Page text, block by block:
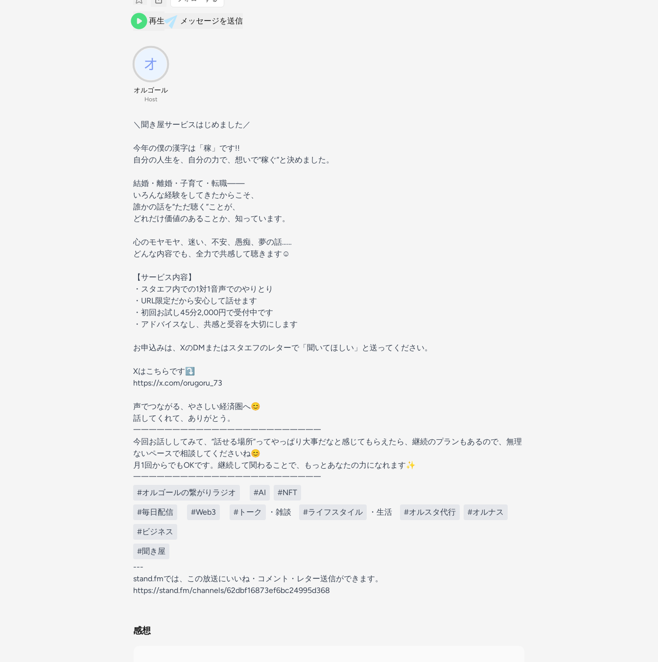
再生 メッセージを送信
オルゴール
Host
＼聞き屋サービスはじめました／
今年の僕の漢字は「稼」です!!
自分の人生を、自分の力で、想いで“稼ぐ”と決めました。
結婚・離婚・子育て・転職——
いろんな経験をしてきたからこそ、
誰かの話を“ただ聴く”ことが、
どれだけ価値のあることか、知っています。
心のモヤモヤ、迷い、不安、愚痴、夢の話……
どんな内容でも、全力で共感して聴きます☺️
【サービス内容】
・スタエフ内での1対1音声でのやりとり
・URL限定だから安心して話せます
・初回お試し45分2,000円で受付中です
・アドバイスなし、共感と受容を大切にします
お申込みは、XのDMまたはスタエフのレターで「聞いてほしい」と送ってください。
Xはこちらです⤵︎
https://x.com/orugoru_73
声でつながる、やさしい経済圏へ😊
話してくれて、ありがとう。
一一一一一一一一一一一一一一一一一一一一一一一一
今回お話ししてみて、“話せる場所”ってやっぱり大事だなと感じてもらえたら、継続のプランもあるので、無理
ないペースで相談してくださいね😊
月1回からでもOKです。継続して関わることで、もっとあなたの力になれます✨
一一一一一一一一一一一一一一一一一一一一一一一一
#オルゴールの繋がりラジオ
#AI #NFT
#毎日配信 #Web3 #トーク ・雑談 #ライフスタイル ・生活 #オルスタ代行 #オルナス
#ビジネス
#聞き屋
---
stand.fmでは、この放送にいいね・コメント・レター送信ができます。
https://stand.fm/channels/62dbf16873ef6bc24995d368
感想